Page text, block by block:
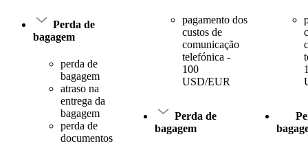
Perda de
bagagem
perda de
bagagem
atraso na
entrega da
bagagem
perda de
documentos
pagamento dos
custos de
comunicação
telefónica -
100
USD/EUR
Perda de
bagagem